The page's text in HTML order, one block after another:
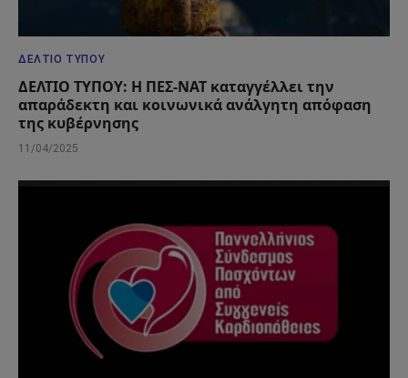
ΔΕΛΤΊΟ ΤΎΠΟΥ
ΔΕΛΤΙΟ ΤΥΠΟΥ: Η ΠΕΣ-ΝΑΤ καταγγέλλει την
απαράδεκτη και κοινωνικά ανάλγητη απόφαση
της κυβέρνησης
11/04/2025